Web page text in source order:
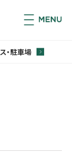
・駐車場